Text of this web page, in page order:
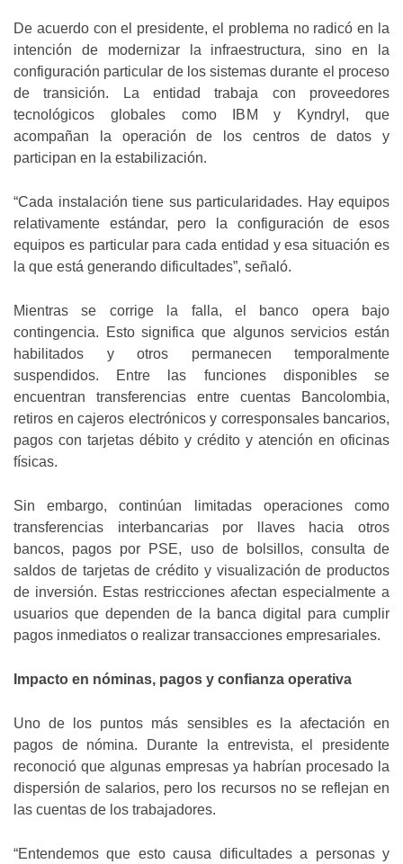
De acuerdo con el presidente, el problema no radicó en la
intención de modernizar la infraestructura, sino en la
configuración particular de los sistemas durante el proceso
de transición. La entidad trabaja con proveedores
tecnológicos globales como IBM y Kyndryl, que
acompañan la operación de los centros de datos y
participan en la estabilización.
“Cada instalación tiene sus particularidades. Hay equipos
relativamente estándar, pero la configuración de esos
equipos es particular para cada entidad y esa situación es
la que está generando dificultades”, señaló.
Mientras se corrige la falla, el banco opera bajo
contingencia. Esto significa que algunos servicios están
habilitados y otros permanecen temporalmente
suspendidos. Entre las funciones disponibles se
encuentran transferencias entre cuentas Bancolombia,
retiros en cajeros electrónicos y corresponsales bancarios,
pagos con tarjetas débito y crédito y atención en oficinas
físicas.
Sin embargo, continúan limitadas operaciones como
transferencias interbancarias por llaves hacia otros
bancos, pagos por PSE, uso de bolsillos, consulta de
saldos de tarjetas de crédito y visualización de productos
de inversión. Estas restricciones afectan especialmente a
usuarios que dependen de la banca digital para cumplir
pagos inmediatos o realizar transacciones empresariales.
Impacto en nóminas, pagos y confianza operativa
Uno de los puntos más sensibles es la afectación en
pagos de nómina. Durante la entrevista, el presidente
reconoció que algunas empresas ya habrían procesado la
dispersión de salarios, pero los recursos no se reflejan en
las cuentas de los trabajadores.
“Entendemos que esto causa dificultades a personas y